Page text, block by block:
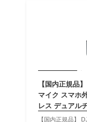
【国内正規品
マイク スマホ
レス デュアル
【国内正規品】